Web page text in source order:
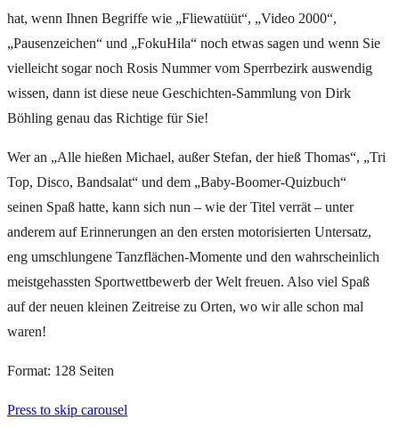
hat, wenn Ihnen Begriffe wie „Fliewatüüt“, „Video 2000“,
„Pausenzeichen“ und „FokuHila“ noch etwas sagen und wenn Sie
vielleicht sogar noch Rosis Nummer vom Sperrbezirk auswendig
wissen, dann ist diese neue Geschichten-Sammlung von Dirk
Böhling genau das Richtige für Sie!
Wer an „Alle hießen Michael, außer Stefan, der hieß Thomas“, „Tri
Top, Disco, Bandsalat“ und dem „Baby-Boomer-Quizbuch“
seinen Spaß hatte, kann sich nun – wie der Titel verrät – unter
anderem auf Erinnerungen an den ersten motorisierten Untersatz,
eng umschlungene Tanzflächen-Momente und den wahrscheinlich
meistgehassten Sportwettbewerb der Welt freuen. Also viel Spaß
auf der neuen kleinen Zeitreise zu Orten, wo wir alle schon mal
waren!
Format: 128 Seiten
Press to skip carousel